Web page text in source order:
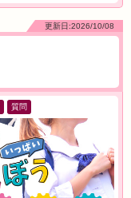
更新日:2026/10/08
質問